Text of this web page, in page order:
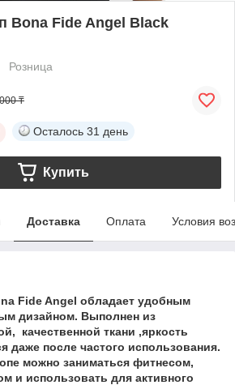
Bona Fide Angel Black
Розница
₸
Осталось 31 день
Купить
Доставка Оплата Условия
Fide Angel обладает удобным
дизайном. Выполнен из
качественной ткани ,яркость
даже после частого использования.
можно заниматься фитнесом,
и использовать для активного